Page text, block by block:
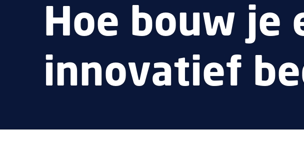
Hoe bouw je
innovatief